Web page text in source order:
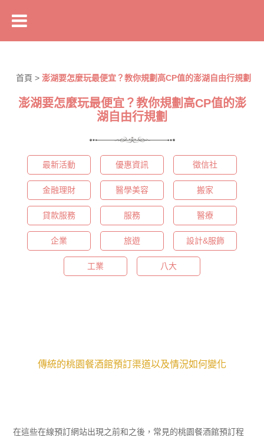
首頁 > 澎湖要怎麼玩最便宜？教你規劃高CP值的澎湖自由行規劃
澎湖要怎麼玩最便宜？教你規劃高CP值的澎
湖自由行規劃
最新活動 優惠資訊 徵信社
金融理財 醫學美容 搬家
貸款服務 服務 醫療
企業 旅遊 設計&服飾
工業 八大
傳統的桃園餐酒館預訂渠道以及情況如何變化
在這些在線預訂網站出現之前和之後，常見的桃園餐酒館預訂程